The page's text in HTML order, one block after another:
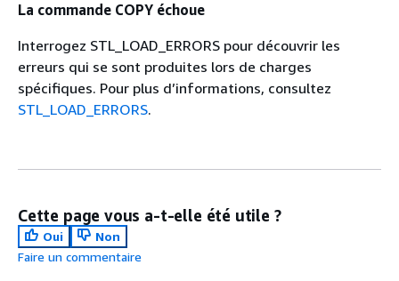
La commande COPY échoue
Interrogez STL_LOAD_ERRORS pour découvrir les
erreurs qui se sont produites lors de charges
spécifiques. Pour plus d’informations, consultez
STL_LOAD_ERRORS.
Cette page vous a-t-elle été utile ?
Oui
Non
Faire un commentaire